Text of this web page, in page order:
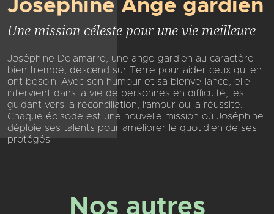
Josephine Ange gardien
Une mission céleste pour une vie meilleure
Joséphine Delamarre, une ange gardien au caractère
bien trempé, descend sur Terre pour aider ceux qui en
ont besoin. Avec son humour et sa bienveillance, elle
intervient dans la vie de personnes en difficulté, les
guidant vers la réconciliation, l'amour ou la réussite.
Chaque épisode est une nouvelle mission où Joséphine
déploie ses talents pour améliorer le quotidien de ses
protégés.
Nos autres